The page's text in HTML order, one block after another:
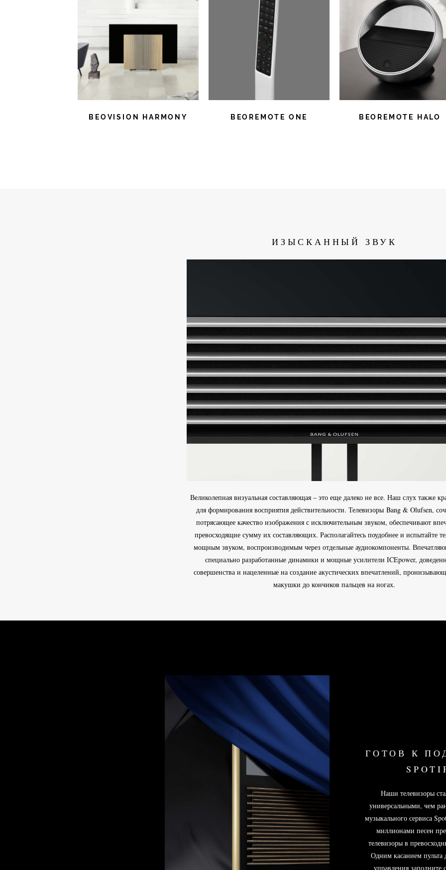
BEOVISION HARMONY BEOREMOTE ONE BEOREMOTE HALO
ИЗЫСКАННЫЙ ЗВУК
Великолепная визуальная составляющая – это еще далеко не все. Наш слух также
для формирования восприятия действительности. Телевизоры Bang & Olufsen,
потрясающее качество изображения с исключительным звуком, обеспечивают
превосходящие сумму их составляющих. Располагайтесь поудобнее и испытайте
мощным звуком, воспроизводимым через отдельные аудиокомпоненты.
специально разработанные динамики и мощные усилители ICEpower,
совершенства и нацеленные на создание акустических впечатлений,
макушки до кончиков пальцев на ногах.
ГОТОВ К
Наши телевизоры
универсальными, чем
музыкального сервиса
миллионами песен
телевизоры в
Одним касанием пульта
управления заполните